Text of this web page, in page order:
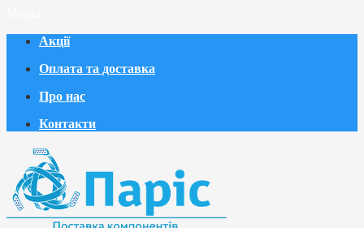
Акції
Оплата та доставка
Про нас
Контакти